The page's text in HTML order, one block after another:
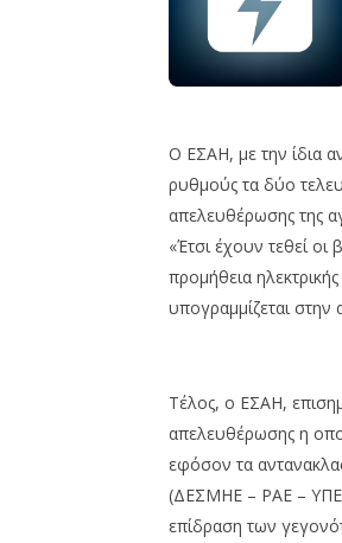
Ο ΕΣΑΗ, με την ίδια
ρυθμούς τα δύο
απελευθέρωσης της
«Έτσι έχουν τεθεί
προμήθεια
υπογραμμίζεται στην
Τέλος, ο ΕΣΑΗ,
απελευθέρωσης η
εφόσον τα
(ΔΕΣΜΗΕ – ΡΑΕ –
επίδραση των